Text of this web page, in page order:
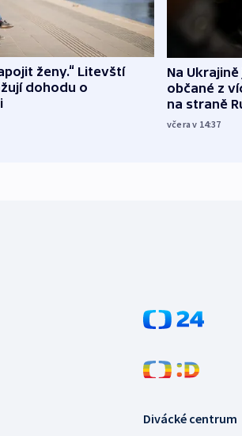
ženy.“ Litevští
dohodu o
Na
občané z
na straně
včera v 14:37
Divácké centrum